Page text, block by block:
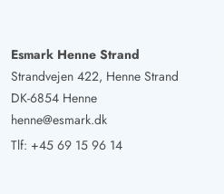
Esmark Henne Strand
Strandvejen 422, Henne Strand
DK-6854 Henne
henne@esmark.dk
Tlf: +45 69 15 96 14